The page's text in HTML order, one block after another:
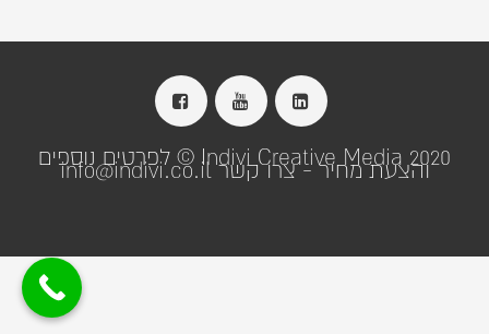
Indivi Creative Media 2020 © לפרטים נוספים והצעת מחיר - צרו קשר info@indivi.co.il